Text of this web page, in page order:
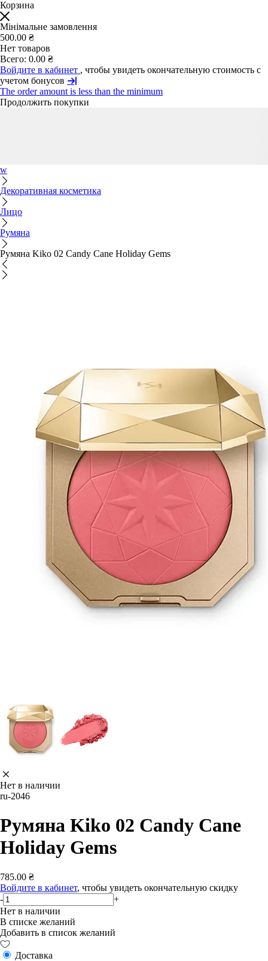
Корзина
Мінімальне замовлення
500.00 ₴
Нет товаров
Всего: 0.00 ₴
Войдите в кабинет , чтобы увидеть окончательную стоимость с
учетом бонусов
The order amount is less than the minimum
Продолжить покупки
w
Декоративная косметика
Лицо
Румяна
Румяна Kiko 02 Candy Cane Holiday Gems
Нет в наличии
ru-2046
Румяна Kiko 02 Candy Cane
Holiday Gems
785.00 ₴
Войдите в кабинет, чтобы увидеть окончательную скидку
-
+
Нет в наличии
В списке желаний
Добавить в список желаний
Доставка